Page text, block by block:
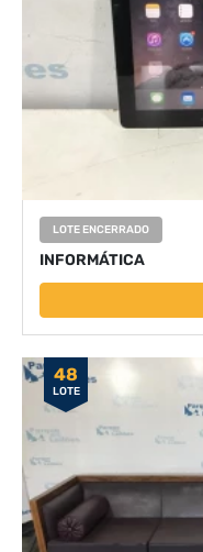
LOTE ENCERRADO
INFORMÁTICA
48
LOTE